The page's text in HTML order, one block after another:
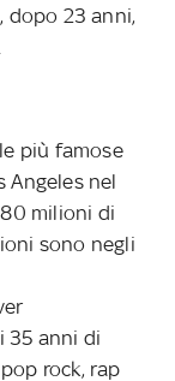
dopo 23 anni,
più famose
Angeles nel
milioni di
sono negli
35 anni di
rock, rap